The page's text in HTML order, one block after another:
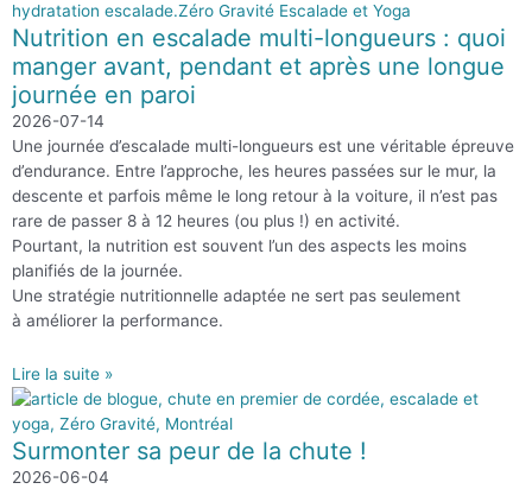
Nutrition en escalade multi-longueurs : quoi
manger avant, pendant et après une longue
journée en paroi
2026-07-14
Une journée d’escalade multi-longueurs est une véritable épreuve
d’endurance. Entre l’approche, les heures passées sur le mur, la
descente et parfois même le long retour à la voiture, il n’est pas
rare de passer 8 à 12 heures (ou plus !) en activité.
Pourtant, la nutrition est souvent l’un des aspects les moins
planifiés de la journée.
Une stratégie nutritionnelle adaptée ne sert pas seulement
à améliorer la performance.
Lire la suite »
Surmonter sa peur de la chute !
2026-06-04